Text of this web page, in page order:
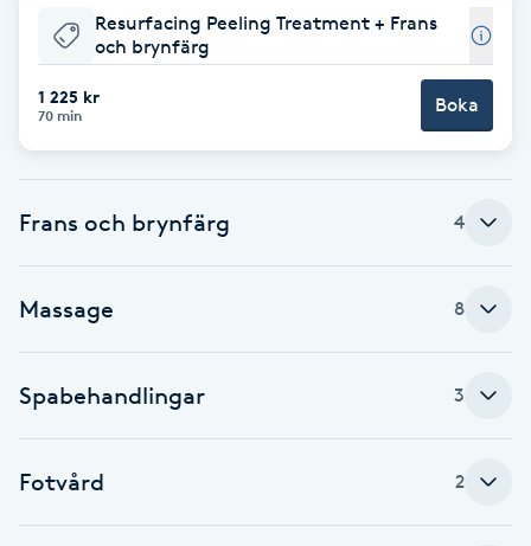
Damklippning
Diamantslipning
E
Extensions
Eyeliner-tatuering
F
Face framing
Resurfacing Peeling Treatment + Frans
och brynfärg
1 225 kr
70 min Boka
Frans och brynfärg 4
Massage 8
Spabehandlingar 3
Fotvård 2